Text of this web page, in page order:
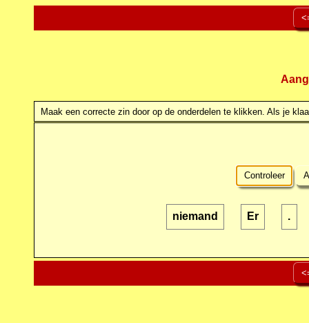
Maak een correcte zin door op de onderdelen te klikken. Als je
Controleer
niemand Er .